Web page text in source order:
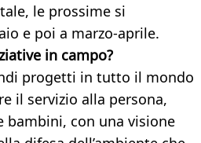
le prossime si
e poi a marzo-aprile.
in campo?
progetti in tutto il mondo
il servizio alla persona,
con una visione